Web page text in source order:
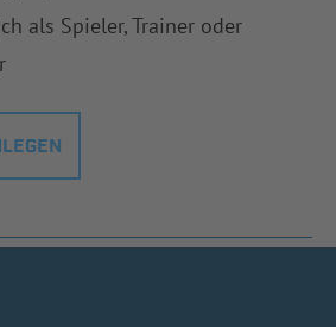
als Spieler, Trainer oder